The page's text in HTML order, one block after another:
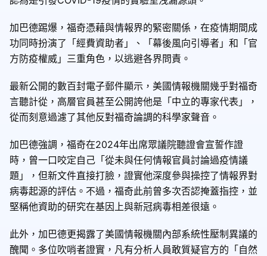
加巴德踢爆，福奇憑藉與情報界的緊密關係，在疫情期間成
功同時扮演了「經費資助者」、「幕後風向引導者」和「官
方防疫權威」三重角色，以逃避各界問責。
最新公開的數百封電子郵件顯示，美國情報機關幾乎對福奇
言聽計從，高層官員甚至公開誇他是「中立的專家代表」，
從而刻意過濾了其他反對福奇論調的科學家聲音。
加巴德強調，福奇在2024年出席眾議院聽證會宣誓作證
時，曾一口咬定自己「從未與任何情報官員討論過疫情議
題」，但新文件直接打臉，證實他深度參與操控了情報界對
病毒起源的評估。不過，福奇此前曾多次否認掩蓋指控，並
堅稱他資助的研究在基因上與新冠病毒相差很遠。
此外，加巴德更揭露了美國情報機關內部系統性壓制異議的
醜聞。多位吹哨者證實，凡有分析人員敢質疑官方的「自然